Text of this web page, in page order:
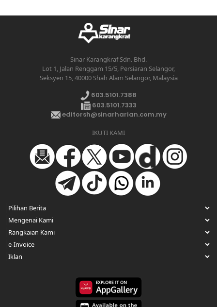
Sinar Karangkraf Sdn. Bhd.
Lot 1, Jalan Renggam 15/5, Persiaran Selangor,
Seksyen 15, 40000 Shah Alam Selangor, Malaysia
603.5101.7388
603.5101.7333
editorsh@sinarharian.com.my
IKUTI KAMI